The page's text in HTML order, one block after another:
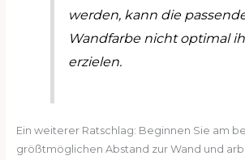
werden, kann die
Wandfarbe nicht optimal
erzielen.
Ein weiterer Ratschlag: Beginnen Sie am
größtmöglichen Abstand zur Wand und